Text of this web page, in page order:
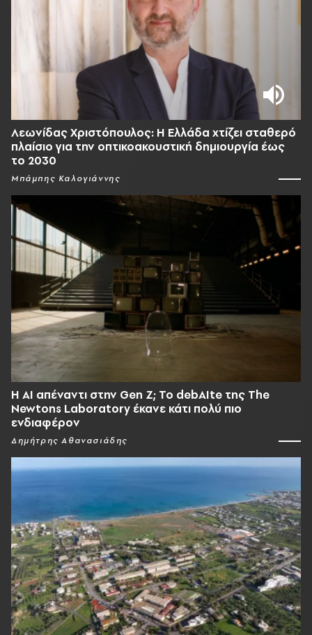
Λεωνίδας Χριστόπουλος: Η Ελλάδα χτίζει σταθερό
πλαίσιο για την οπτικοακουστική δημιουργία έως
το 2030
Μπάμπης Καλογιάννης
Η AI απέναντι στην Gen Z; Το debAIte της The
Newtons Laboratory έκανε κάτι πολύ πιο
ενδιαφέρον
Δημήτρης Αθανασιάδης